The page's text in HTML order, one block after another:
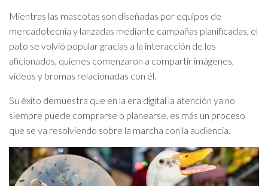
Mientras las mascotas son diseñadas por equipos de
mercadotecnia y lanzadas mediante campañas planificadas, el
pato se volvió popular gracias a la interacción de los
aficionados, quienes comenzaron a compartir imágenes,
videos y bromas relacionadas con él.
Su éxito demuestra que en la era digital la atención ya no
siempre puede comprarse o planearse, es más un proceso
que se va resolviendo sobre la marcha con la audiencia.